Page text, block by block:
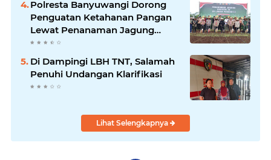
Polresta Banyuwangi Dorong
Penguatan Ketahanan Pangan
Lewat Penanaman Jagung
Kuartal IV 2025
Di Dampingi LBH TNT, Salamah
Penuhi Undangan Klarifikasi
Lihat Selengkapnya